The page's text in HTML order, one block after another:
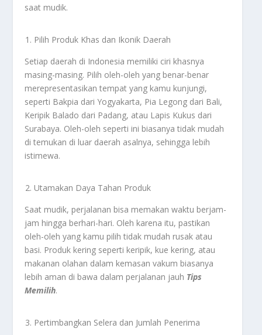
saat mudik.
Pilih Produk Khas dan Ikonik Daerah
Setiap daerah di Indonesia memiliki ciri khasnya
masing-masing. Pilih oleh-oleh yang benar-benar
merepresentasikan tempat yang kamu kunjungi,
seperti Bakpia dari Yogyakarta, Pia Legong dari Bali,
Keripik Balado dari Padang, atau Lapis Kukus dari
Surabaya. Oleh-oleh seperti ini biasanya tidak mudah
di temukan di luar daerah asalnya, sehingga lebih
istimewa.
Utamakan Daya Tahan Produk
Saat mudik, perjalanan bisa memakan waktu berjam-
jam hingga berhari-hari. Oleh karena itu, pastikan
oleh-oleh yang kamu pilih tidak mudah rusak atau
basi. Produk kering seperti keripik, kue kering, atau
makanan olahan dalam kemasan vakum biasanya
lebih aman di bawa dalam perjalanan jauh Tips
Memilih.
Pertimbangkan Selera dan Jumlah Penerima